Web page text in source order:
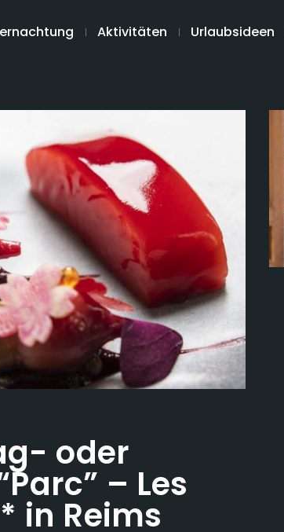
Aktivitäten Urlaubsideen
oder
– Les
in Reims